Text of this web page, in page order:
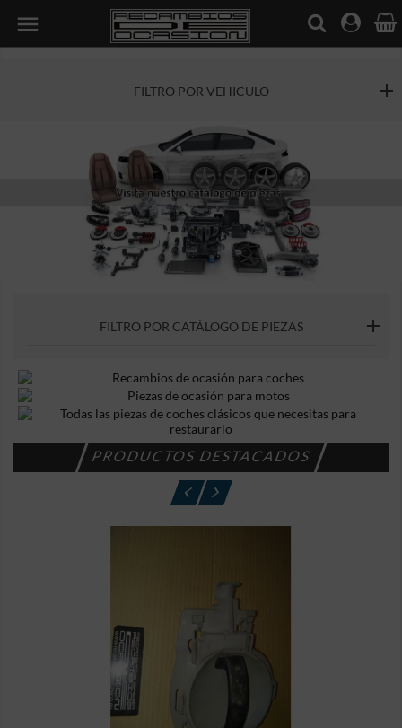

FILTRO POR VEHICULO
FILTRO POR CATÁLOGO DE PIEZAS
PRODUCTOS DESTACADOS